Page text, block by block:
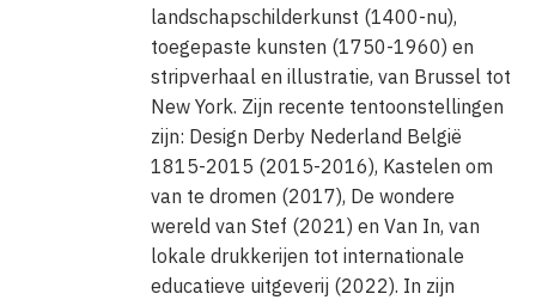
landschapschilderkunst (1400-nu),
toegepaste kunsten (1750-1960) en
stripverhaal en illustratie, van Brussel tot
New York. Zijn recente tentoonstellingen
zijn: Design Derby Nederland België
1815-2015 (2015-2016), Kastelen om
van te dromen (2017), De wondere
wereld van Stef (2021) en Van In, van
lokale drukkerijen tot internationale
educatieve uitgeverij (2022). In zijn